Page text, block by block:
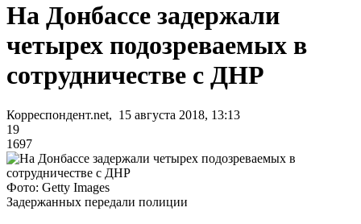
На Донбассе задержали
четырех подозреваемых в
сотрудничестве с ДНР
Корреспондент.net, 15 августа 2018, 13:13
19
1697
Фото: Getty Images
Задержанных передали полиции